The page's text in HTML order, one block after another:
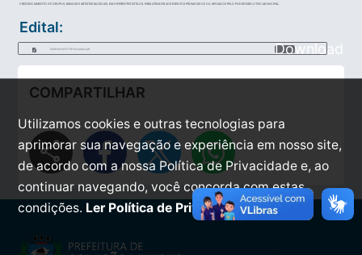
CREDENCIAMENTO DE GRUPOS, BANDAS E ARTISTAS MUSICAIS, EM DIFERENTES ESTILOS, PARA ATENDER AOS EVENTOS PROMOVIDOS OU APOIADOS PELO PODER EXECUTIVO MUNICIPAL.
Edital:
2026-02-04-07-35-02-edital.pdf Download
COMPARTILHAR
share
Utilizamos cookies e outras tecnologias para
aprimorar sua navegação e experiência em nosso site,
de acordo com a nossa Política de Privacidade e, ao
continuar navegando, você concorda com estas
condições. Ler Política de Privacidade.